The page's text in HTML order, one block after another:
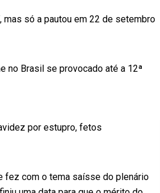
mas só a pautou em 22 de setembro
no Brasil se provocado até a 12ª
por estupro, fetos
fez com o tema saísse do plenário